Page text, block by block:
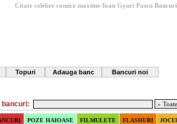
Citate celebre comice maxime-Ioan Gyuri Pascu
Topuri Adauga banc Bancuri noi
bancuri:
POZE HAIOASE FILMULETE FLASHURI